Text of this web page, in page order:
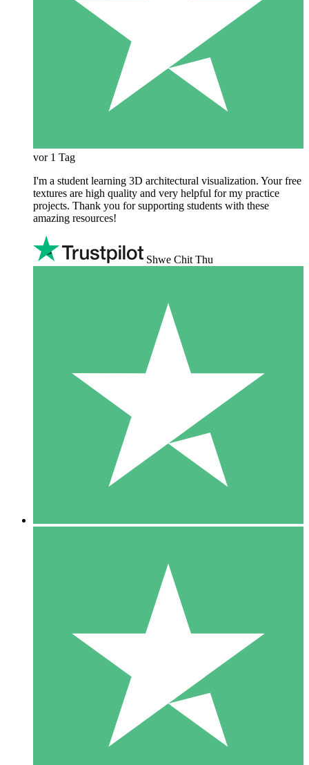
vor 1 Tag
I'm a student learning 3D architectural visualization. Your free
textures are high quality and very helpful for my practice
projects. Thank you for supporting students with these
amazing resources!
Shwe Chit Thu